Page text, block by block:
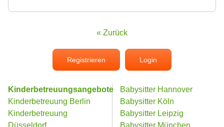
« Zurück
Registrieren Login
Kinderbetreuungsangebote
Kinderbetreuung Berlin
Kinderbetreuung
Düsseldorf
Babysitter Hannover
Babysitter Köln
Babysitter Leipzig
Babysitter München